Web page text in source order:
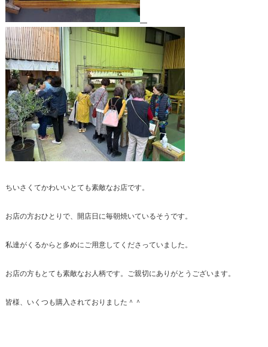
ちいさくてかわいいとても素敵なお店です。
お店の方おひとりで、開店日に毎朝焼いているそうです。
私達がくるからと多めにご用意してくださっていました。
お店の方もとても素敵なお人柄です。ご親切にありがとうございます。
皆様、いくつも購入されておりました＾＾